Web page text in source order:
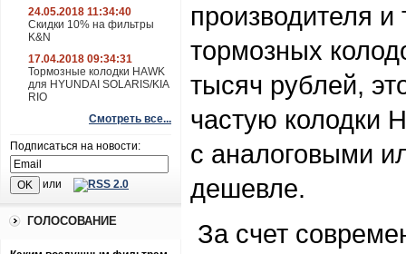
24.05.2018 11:34:40
Скидки 10% на фильтры
K&N
17.04.2018 09:34:31
Тормозные колодки HAWK
для HYUNDAI SOLARIS/KIA
RIO
Смотреть все...
Подписаться на новости:
или
ГОЛОСОВАНИЕ
производителя
тормозных
тысяч рублей,
частую колодки
с аналоговыми
дешевле.
За счет